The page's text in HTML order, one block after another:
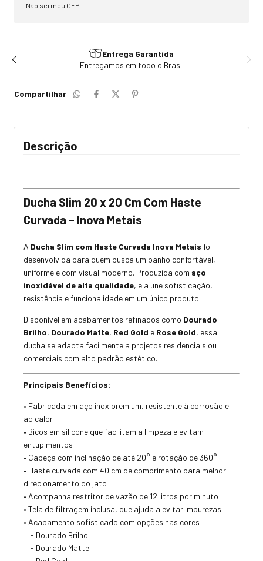
Não sei meu CEP
Entrega Garantida
Entregamos em todo o Brasil
Compartilhar
Descrição
Ducha Slim 20 x 20 Cm Com Haste
Curvada – Inova Metais
A Ducha Slim com Haste Curvada Inova Metais foi
desenvolvida para quem busca um banho confortável,
uniforme e com visual moderno. Produzida com aço
inoxidável de alta qualidade, ela une sofisticação,
resistência e funcionalidade em um único produto.
Disponível em acabamentos refinados como Dourado
Brilho, Dourado Matte, Red Gold e Rose Gold, essa
ducha se adapta facilmente a projetos residenciais ou
comerciais com alto padrão estético.
Principais Benefícios:
• Fabricada em aço inox premium, resistente à corrosão e
ao calor
• Bicos em silicone que facilitam a limpeza e evitam
entupimentos
• Cabeça com inclinação de até 20° e rotação de 360°
• Haste curvada com 40 cm de comprimento para melhor
direcionamento do jato
• Acompanha restritor de vazão de 12 litros por minuto
• Tela de filtragem inclusa, que ajuda a evitar impurezas
• Acabamento sofisticado com opções nas cores:
- Dourado Brilho
- Dourado Matte